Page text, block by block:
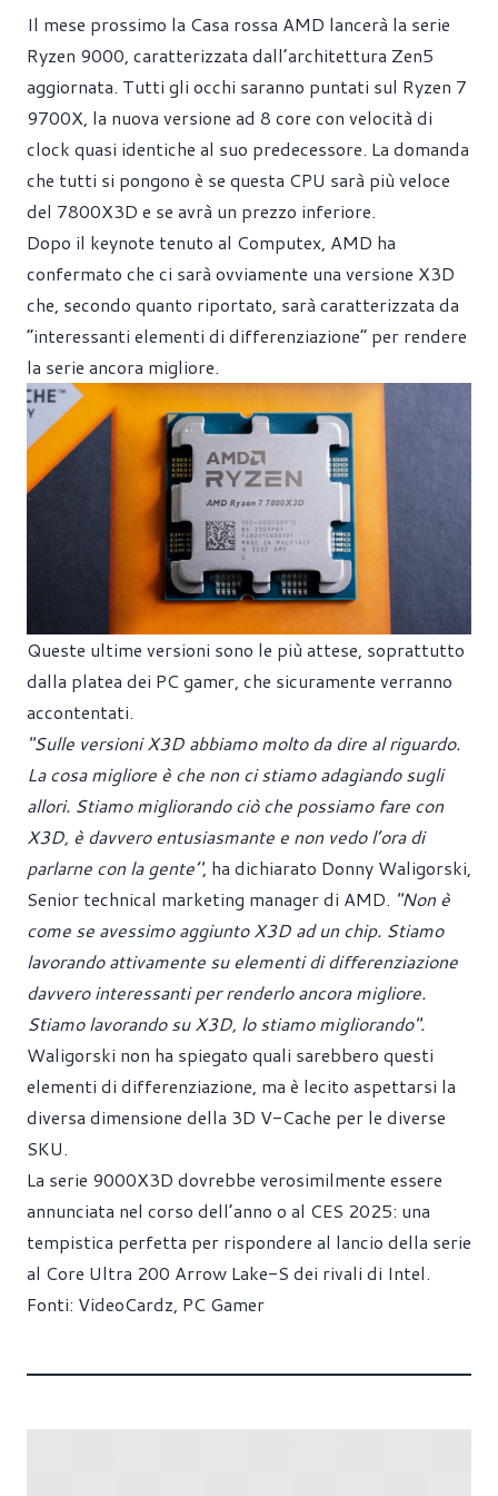
Il mese prossimo la Casa rossa AMD lancerà la serie
Ryzen 9000, caratterizzata dall’architettura Zen5
aggiornata. Tutti gli occhi saranno puntati sul Ryzen 7
9700X, la nuova versione ad 8 core con velocità di
clock quasi identiche al suo predecessore. La domanda
che tutti si pongono è se questa CPU sarà più veloce
del 7800X3D e se avrà un prezzo inferiore.
Dopo il keynote tenuto al Computex, AMD ha
confermato che ci sarà ovviamente una versione X3D
che, secondo quanto riportato, sarà caratterizzata da
“interessanti elementi di differenziazione” per rendere
la serie ancora migliore.
Queste ultime versioni sono le più attese, soprattutto
dalla platea dei PC gamer, che sicuramente verranno
accontentati.
"Sulle versioni X3D abbiamo molto da dire al riguardo.
La cosa migliore è che non ci stiamo adagiando sugli
allori. Stiamo migliorando ciò che possiamo fare con
X3D, è davvero entusiasmante e non vedo l’ora di
parlarne con la gente’', ha dichiarato Donny Waligorski,
Senior technical marketing manager di AMD. ''Non è
come se avessimo aggiunto X3D ad un chip. Stiamo
lavorando attivamente su elementi di differenziazione
davvero interessanti per renderlo ancora migliore.
Stiamo lavorando su X3D, lo stiamo migliorando".
Waligorski non ha spiegato quali sarebbero questi
elementi di differenziazione, ma è lecito aspettarsi la
diversa dimensione della 3D V-Cache per le diverse
SKU.
La serie 9000X3D dovrebbe verosimilmente essere
annunciata nel corso dell’anno o al CES 2025: una
tempistica perfetta per rispondere al lancio della serie
al Core Ultra 200 Arrow Lake-S dei rivali di Intel.
Fonti: VideoCardz, PC Gamer